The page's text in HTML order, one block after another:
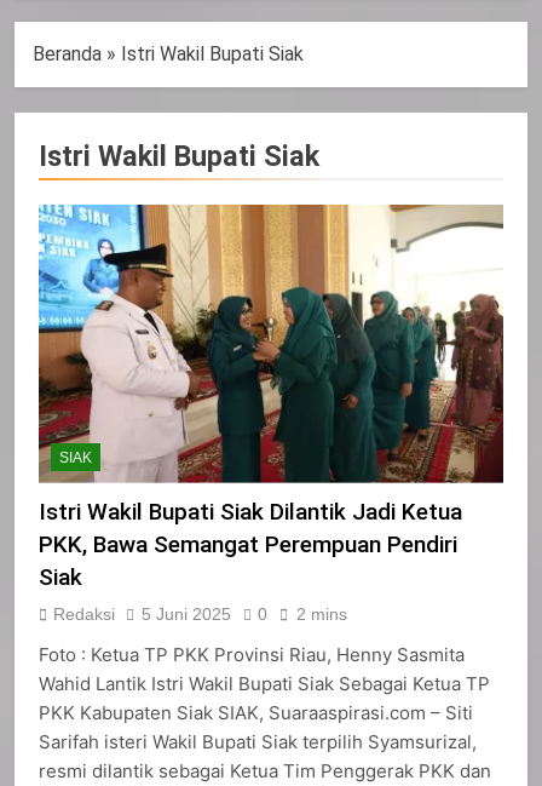
Beranda » Istri Wakil Bupati Siak
Istri Wakil Bupati Siak
SIAK
Istri Wakil Bupati Siak Dilantik Jadi Ketua
PKK, Bawa Semangat Perempuan Pendiri
Siak
Redaksi 5 Juni 2025 0 2 mins
Foto : Ketua TP PKK Provinsi Riau, Henny Sasmita
Wahid Lantik Istri Wakil Bupati Siak Sebagai Ketua TP
PKK Kabupaten Siak SIAK, Suaraaspirasi.com – Siti
Sarifah isteri Wakil Bupati Siak terpilih Syamsurizal,
resmi dilantik sebagai Ketua Tim Penggerak PKK dan